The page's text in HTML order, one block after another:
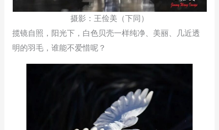
摄影：王俭美（下同）
揽镜自照，阳光下，白色贝壳一样纯净、美丽、几近透
明的羽毛，谁能不爱惜呢？